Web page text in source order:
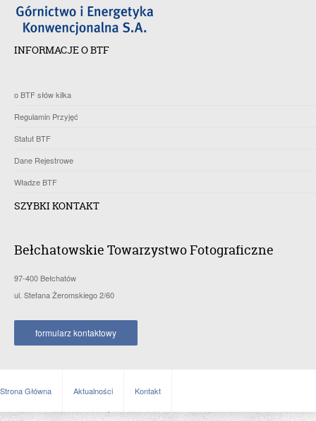
INFORMACJE O BTF
o BTF słów kilka
Regulamin Przyjęć
Statut BTF
Dane Rejestrowe
Władze BTF
SZYBKI KONTAKT
Bełchatowskie Towarzystwo Fotograficzne
97-400 Bełchatów
ul. Stefana Żeromskiego 2/60
formularz kontaktowy
Strona Główna Aktualności Kontakt